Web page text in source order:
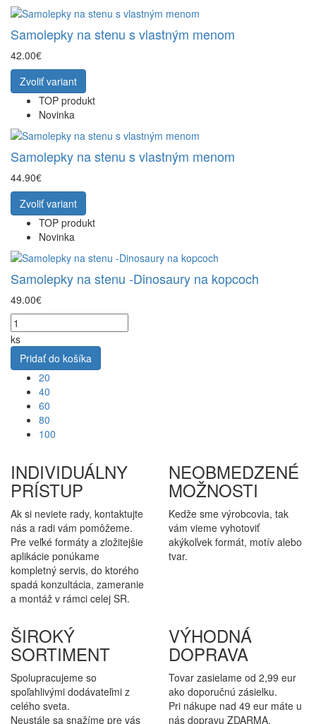
Samolepky na stenu s vlastným menom
42.00€
Zvoliť variant
TOP produkt
Novinka
Samolepky na stenu s vlastným menom
44.90€
Zvoliť variant
TOP produkt
Novinka
Samolepky na stenu -Dinosaury na kopcoch
49.00€
ks
Pridať do košíka
20
40
60
80
100
INDIVIDUÁLNY
PRÍSTUP
Ak si neviete rady, kontaktujte
nás a radi vám pomôžeme.
Pre veľké formáty a zložitejšie
aplikácie ponúkame
kompletný servis, do ktorého
spadá konzultácia, zameranie
a montáž v rámci celej SR.
NEOBMEDZENÉ
MOŽNOSTI
Kedže sme výrobcovia, tak
vám vieme vyhotoviť
akýkoľvek formát, motív alebo
tvar.
ŠIROKÝ
SORTIMENT
Spolupracujeme so
spoľahlivými dodávateľmi z
celého sveta.
Neustále sa snažíme pre vás
VÝHODNÁ
DOPRAVA
Tovar zasielame od 2,99 eur
ako doporučnú zásielku.
Pri nákupe nad 49 eur máte u
nás dopravu ZDARMA.